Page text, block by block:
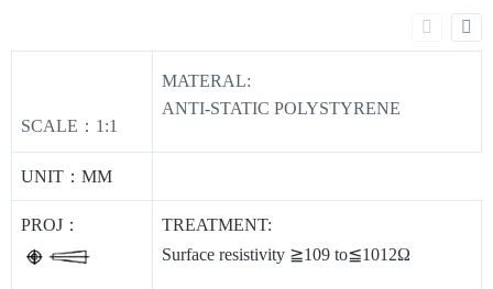
SCALE：1:1
MATERAL:
ANTI-STATIC POLYSTYRENE
UNIT：MM
PROJ：
TREATMENT:
Surface resistivity ≧109 to≦1012Ω